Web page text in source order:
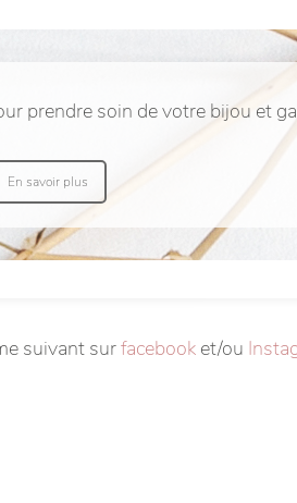
prendre soin de votre bijou et
En savoir plus
suivant surfacebooket/ou